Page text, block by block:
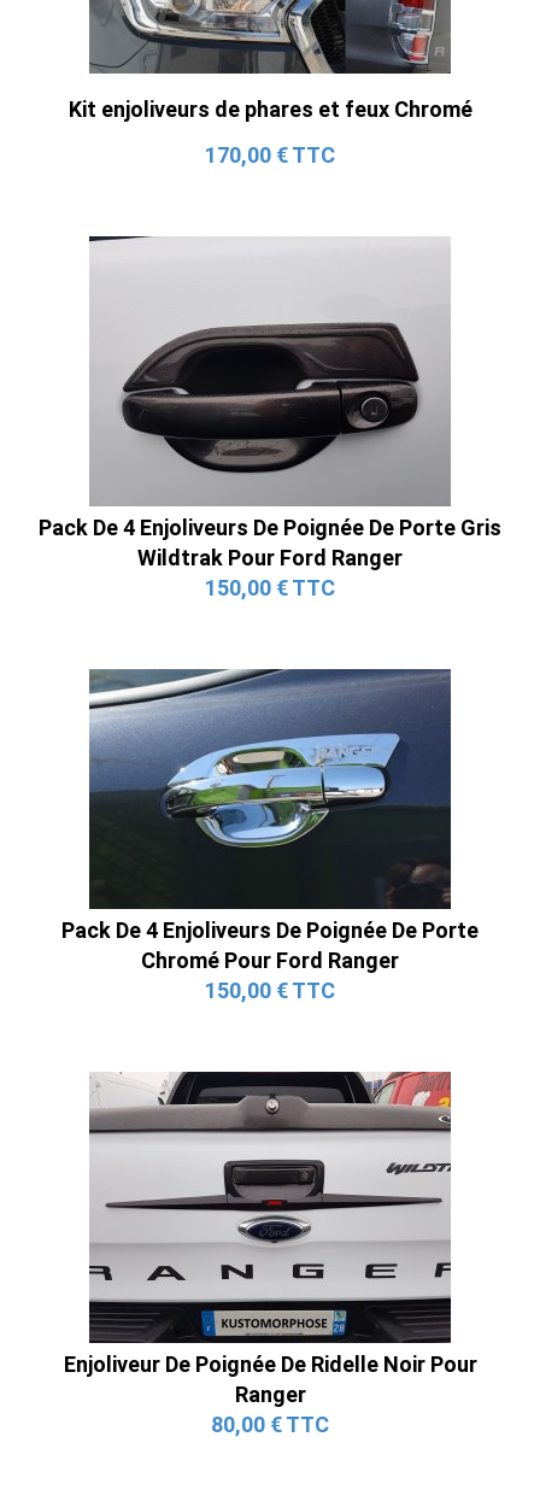
Kit enjoliveurs de phares et feux Chromé
170,00 € TTC
Pack De 4 Enjoliveurs De Poignée De Porte Gris
Wildtrak Pour Ford Ranger
150,00 € TTC
Pack De 4 Enjoliveurs De Poignée De Porte
Chromé Pour Ford Ranger
150,00 € TTC
Enjoliveur De Poignée De Ridelle Noir Pour
Ranger
80,00 € TTC